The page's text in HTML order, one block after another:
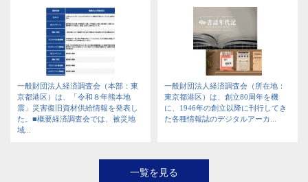
一般財団法人経済調査会（本部：東
京都港区）は、「令和８年熊本地
震」災害復旧資材供給情報を発表し
た。■概要経済調査会では、被災地
域...
一般財団法人経済調査会（所在地：
東京都港区）は、創立80周年を機
に、1946年の創立以降に刊行してき
た各種情報誌のデジタルアーカ...
一覧を見る